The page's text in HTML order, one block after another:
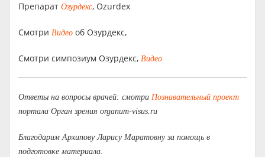
Препарат Озурдекс, Ozurdex
Смотри Видео об Озурдекс,
Смотри симпозиум Озурдекс, Видео
Ответы на вопросы врачей: смотри Познавательный проект
портала Орган зрения organum-visus.ru
Благодарим Архипову Ларису Маратовну за помощь в
подготовке материала.